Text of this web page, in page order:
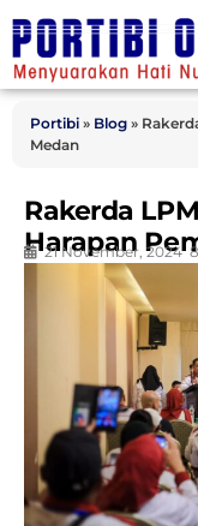
Portibi » Blog »
Medan
Rakerda
Harapan
21 November, 2024